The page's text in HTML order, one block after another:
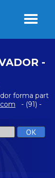
-
forma part
- (91) -